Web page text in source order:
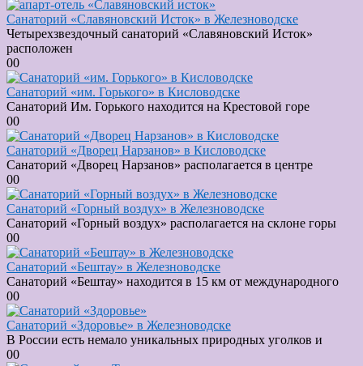
Санаторий «Славяновский Исток» в Железноводске
Четырехзвездочный санаторий «Славяновский Исток»
расположен
00
Санаторий «им. Горького» в Кисловодске
Санаторий Им. Горького находится на Крестовой горе
00
Санаторий «Дворец Нарзанов» в Кисловодске
Санаторий «Дворец Нарзанов» располагается в центре
00
Санаторий «Горный воздух» в Железноводске
Санаторий «Горный воздух» располагается на склоне горы
00
Санаторий «Бештау» в Железноводске
Санаторий «Бештау» находится в 15 км от международного
00
Санаторий «Здоровье» в Железноводске
В России есть немало уникальных природных уголков и
00